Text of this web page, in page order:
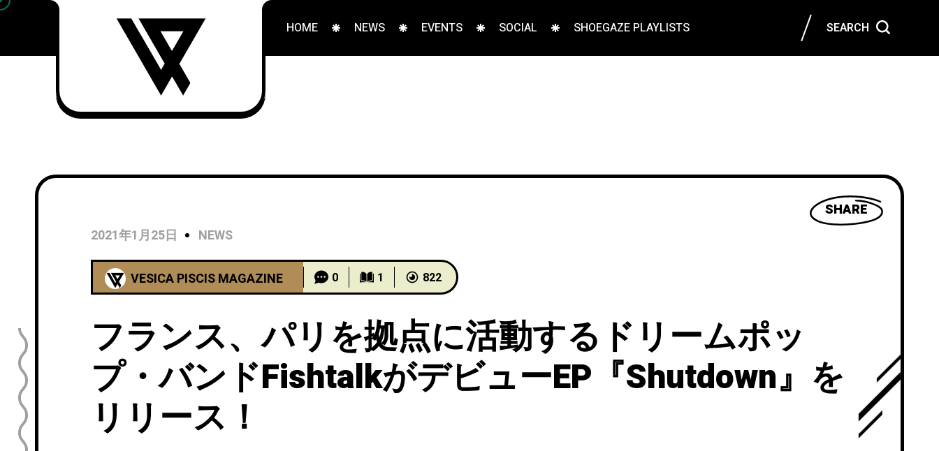
HOME NEWS EVENTS SOCIAL SHOEGAZE PLAYLISTS SEARCH
SHARE
2021年1月25日
NEWS
VESICA PISCIS MAGAZINE 0 1 822
フランス、パリを拠点に活動するドリームポッ
プ・バンドFishtalkがデビューEP『Shutdown』を
リリース！